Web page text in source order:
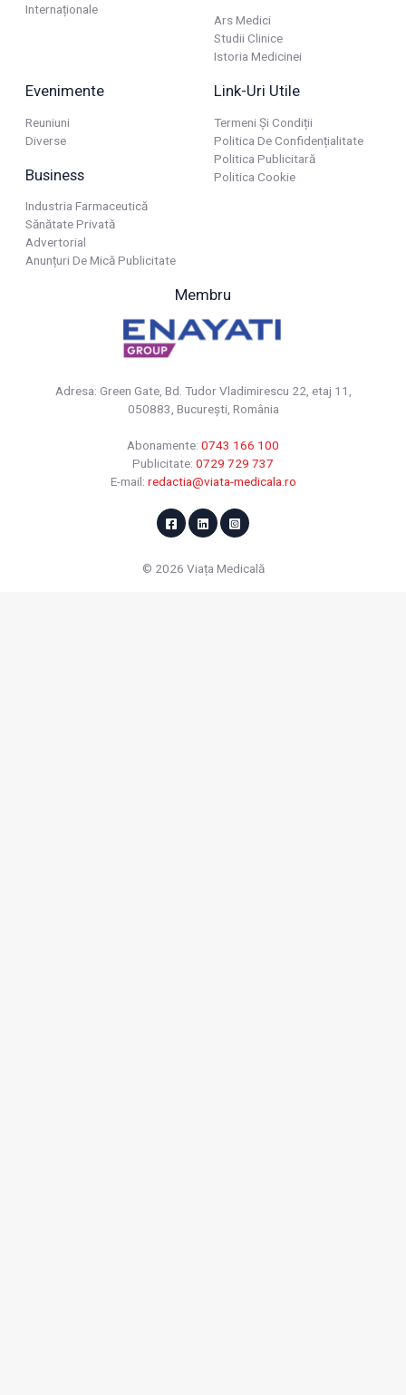
Internaționale
Ars Medici
Studii Clinice
Istoria Medicinei
Evenimente
Reuniuni
Diverse
Business
Industria Farmaceutică
Sănătate Privată
Advertorial
Anunțuri De Mică Publicitate
Link-Uri Utile
Termeni Și Condiții
Politica De Confidențialitate
Politica Publicitară
Politica Cookie
Membru
Adresa: Green Gate, Bd. Tudor Vladimirescu 22, etaj 11,
050883, Bucureşti, România
Abonamente: 0743 166 100
Publicitate: 0729 729 737
E-mail: redactia@viata-medicala.ro
© 2026 Viața Medicală